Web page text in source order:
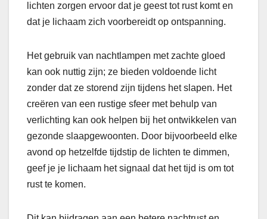
lichten zorgen ervoor dat je geest tot rust komt en
dat je lichaam zich voorbereidt op ontspanning.
Het gebruik van nachtlampen met zachte gloed
kan ook nuttig zijn; ze bieden voldoende licht
zonder dat ze storend zijn tijdens het slapen. Het
creëren van een rustige sfeer met behulp van
verlichting kan ook helpen bij het ontwikkelen van
gezonde slaapgewoonten. Door bijvoorbeeld elke
avond op hetzelfde tijdstip de lichten te dimmen,
geef je je lichaam het signaal dat het tijd is om tot
rust te komen.